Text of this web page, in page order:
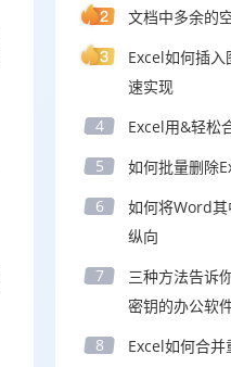
文档中多余的
Excel如何插
速实现
4
Excel用&轻松
5
如何批量删除
6
如何将Word
纵向
7
三种方法告诉
密钥的办公软
8
Excel如何合